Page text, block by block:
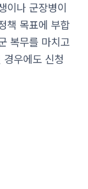
이나 군장병이
책 목표에 부합
복무를 마치고
우에도 신청